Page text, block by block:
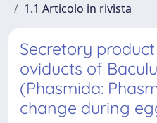
1.1 Articolo in rivista
Secretory
oviducts of
(Phasmida:
change during